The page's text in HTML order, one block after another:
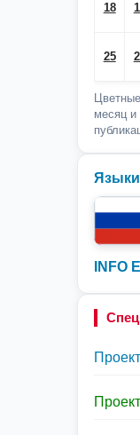
18
25
месяц и
Языки
INFO